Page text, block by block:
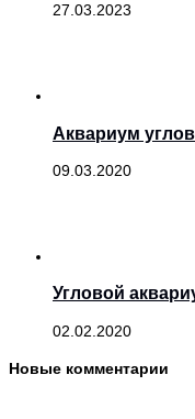
27.03.2023
Аквариум
09.03.2020
Угловой
02.02.2020
Новые комментарии